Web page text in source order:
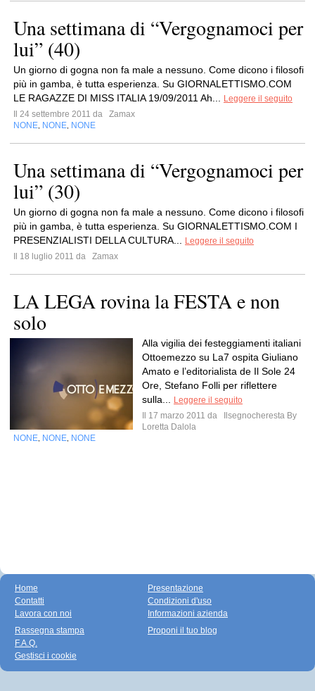
Una settimana di “Vergognamoci per
lui” (40)
Un giorno di gogna non fa male a nessuno. Come dicono i filosofi
più in gamba, è tutta esperienza. Su GIORNALETTISMO.COM
LE RAGAZZE DI MISS ITALIA 19/09/2011 Ah...
Leggere il seguito
Il 24 settembre 2011 da
Zamax
NONE NONE NONE
Una settimana di “Vergognamoci per
lui” (30)
Un giorno di gogna non fa male a nessuno. Come dicono i filosofi
più in gamba, è tutta esperienza. Su GIORNALETTISMO.COM I
PRESENZIALISTI DELLA CULTURA...
Leggere il seguito
Il 18 luglio 2011 da
Zamax
LA LEGA rovina la FESTA e non
solo
Alla vigilia dei festeggiamenti italiani
Ottoemezzo su La7 ospita Giuliano
Amato e l’editorialista de Il Sole 24
Ore, Stefano Folli per riflettere
sulla...
Leggere il seguito
Il 17 marzo 2011 da
Ilsegnocheresta By
Loretta Dalola
NONE NONE NONE
Home
Contatti
Lavora con noi
Presentazione
Condizioni d'uso
Informazioni azienda
Rassegna stampa
F.A.Q.
Gestisci i cookie
Proponi il tuo blog